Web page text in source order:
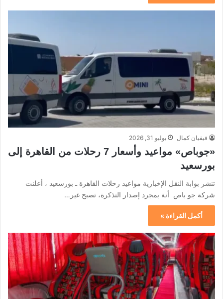
فيفيان كمال يوليو 31, 2026
«جوباص» مواعيد وأسعار 7 رحلات من القاهرة إلى
بورسعيد
تنشر بوابة النقل الإخبارية مواعيد رحلات القاهرة ـ بورسعيد ، أعلنت
شركة جو باص أنة بمجرد إصدار التذكرة، تصبح غير…
أكمل القراءة »